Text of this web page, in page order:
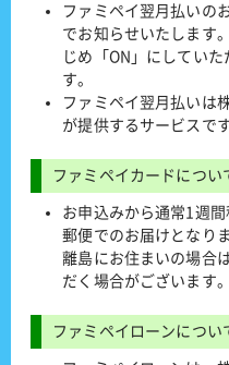
ファミペイ翌月払いの
でお知らせいたします
じめ「ON」にしてい
す。
ファミペイ翌月払いは
が提供するサービスです
ファミペイカードについ
お申込みから通常1週
郵便でのお届けとなり
離島にお住まいの場合
だく場合がございます。
ファミペイローンについ